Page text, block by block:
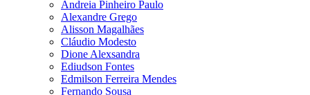
Andreia Pinheiro Paulo
Alexandre Grego
Alisson Magalhães
Cláudio Modesto
Dione Alexsandra
Ediudson Fontes
Edmilson Ferreira Mendes
Fernando Sousa